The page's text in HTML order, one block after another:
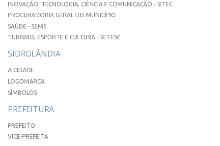
INOVAÇÃO, TECNOLOGIA, CIÊNCIA E COMUNICAÇÃO - SITEC
PROCURADORIA GERAL DO MUNICÍPIO
SAÚDE - SEMS
TURISMO, ESPORTE E CULTURA - SETESC
SIDROLÂNDIA
A CIDADE
LOGOMARCA
SÍMBOLOS
PREFEITURA
PREFEITO
VICE-PREFEITA